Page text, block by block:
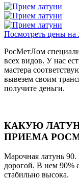
Посмотреть цены на
РосМетЛом
всех видов. У нас
мастера
вывезем своим
получите деньги.
КАКУЮ
ПРИЕМА
Марочная латунь
дорогой. В нем 90%
стабильно высока.